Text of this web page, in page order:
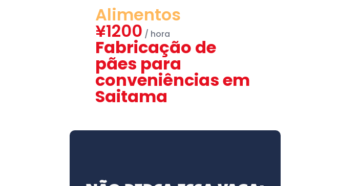
Alimentos
¥1200
Fabricação de
pães para
conveniências em
Saitama